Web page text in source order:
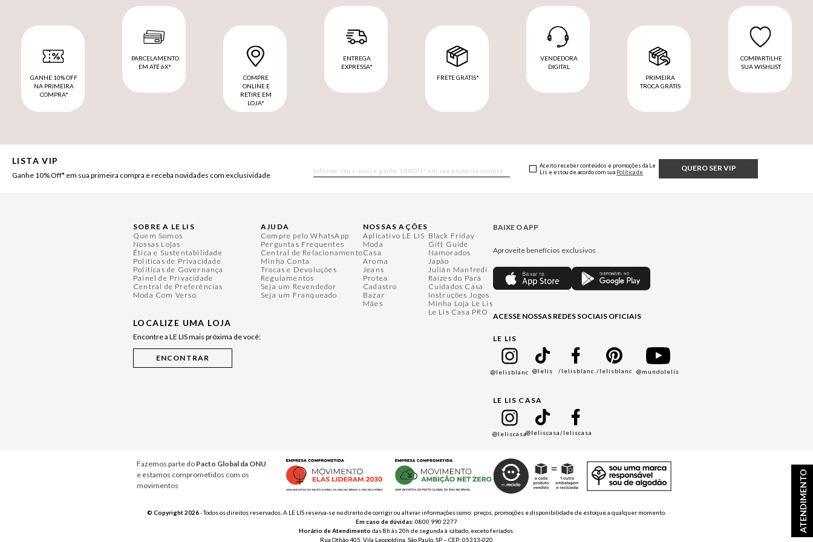
ATENDIMENTO
GANHE 10% OFF
NA PRIMEIRA
COMPRA*
PARCELAMENTO
EM ATÉ 6X*
COMPRE
ONLINE E
RETIRE EM
LOJA*
ENTREGA
EXPRESSA*
FRETE GRÁTIS*
VENDEDORA
DIGITAL
PRIMEIRA
TROCA GRÁTIS
COMPARTILHE
SUA WISHLIST
LISTA VIP
Ganhe 10% Off* em sua primeira compra e receba novidades com exclusividade
QUERO SER VIP
Aceito receber conteúdos e promoções da Le
Lis e estou de acordo com sua Política de
SOBRE A LE LIS
Quem Somos
Nossas Lojas
Ética e Sustentabilidade
Políticas de Privacidade
Políticas de Governança
Painel de Privacidade
Central de Preferências
Moda Com Verso
LOCALIZE UMA LOJA
Encontre a LE LIS mais próxima de você:
AJUDA
Compre pelo WhatsApp
Perguntas Frequentes
Central de Relacionamento
Minha Conta
Trocas e Devoluções
Regulamentos
Seja um Revendedor
Seja um Franqueado
NOSSAS AÇÕES
Aplicativo LE LIS
Moda
Casa
Aroma
Jeans
Protea
Cadastro
Bazar
Mães
Black Friday
Gift Guide
Namorados
Japão
Julián Manfredi
Raízes do Pará
Cuidados Casa
Instruções Jogos
Minha Loja Le Lis
Le Lis Casa PRO
BAIXE O APP
Aproveite benefícios exclusivos
ACESSE NOSSAS REDES SOCIAIS OFICIAIS
LE LIS
@lelisblanc @lelis /lelisblanc /lelisblanc @mundolelis
LE LIS CASA
@leliscasa@leliscasa/leliscasa
Fazemos parte do Pacto Global da ONU
e estamos comprometidos com os
movimentos
© Copyright 2026- Todos os direitos reservados. A LE LIS reserva-se no direito de corrigir ou alterar informações como: preços, promoções e disponibilidade de estoque a qualquer momento.
Em caso de dúvidas: 0800 990 2277
Horário de Atendimento das 8h às 20h de segunda à sábado, exceto feriados.
Rua Othão 405, Vila Leopoldina, São Paulo, SP – CEP: 05313-020